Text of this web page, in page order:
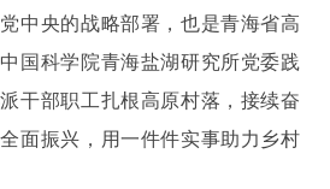
中央的战略部署，也是青海省高
国科学院青海盐湖研究所党委践
干部职工扎根高原村落，接续奋
面振兴，用一件件实事助力乡村